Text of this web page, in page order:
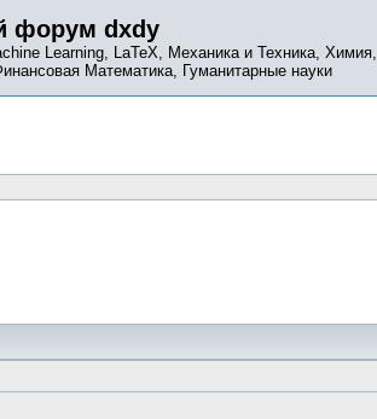
форум dxdy
Learning, LaTeX, Механика и Техника, Химия,
Математика, Гуманитарные науки